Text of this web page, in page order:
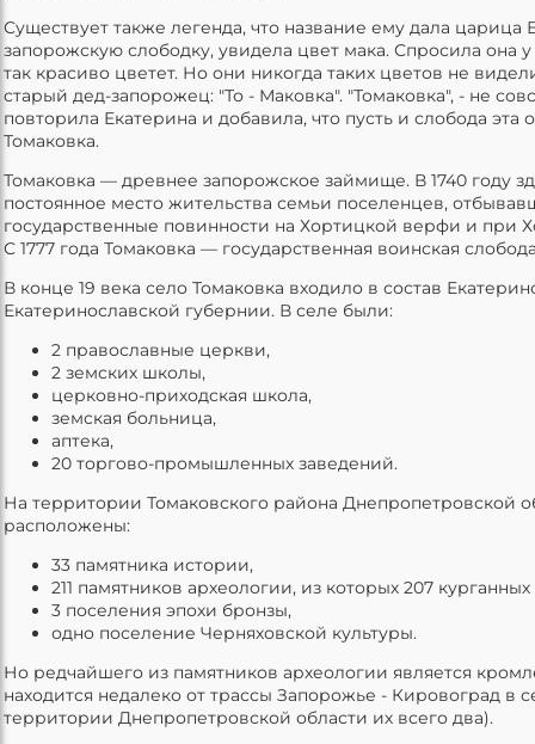
Существует также легенда, что название ему дала царица
запорожскую слободку, увидела цвет мака. Спросила она
так красиво цветет. Но они никогда таких цветов не
старый дед-запорожец: "То - Маковка". "Томаковка", - не
повторила Екатерина и добавила, что пусть и слобода эта
Томаковка.
Томаковка — древнее запорожское займище. В 1740 году
постоянное место жительства семьи поселенцев,
государственные повинности на Хортицкой верфи и при
С 1777 года Томаковка — государственная воинская
В конце 19 века село Томаковка входило в состав
Екатеринославской губернии. В селе были:
2 православные церкви,
2 земских школы,
церковно-приходская школа,
земская больница,
аптека,
20 торгово-промышленных заведений.
На территории Томаковского района Днепропетровской
расположены:
33 памятника истории,
211 памятников археологии, из которых 207
3 поселения эпохи бронзы,
одно поселение Черняховской культуры.
Но редчайшего из памятников археологии является
находится недалеко от трассы Запорожье - Кировоград в
территории Днепропетровской области их всего два).